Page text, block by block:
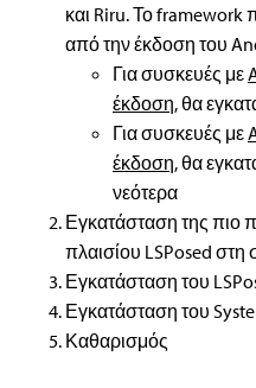
και Riru. Το framework
από την έκδοση του
Για συσκευές με
έκδοση, θα
Για συσκευές με
έκδοση, θα
νεότερα
Εγκατάσταση της πιο
πλαισίου LSPosed
Εγκατάσταση του
Εγκατάσταση του
Καθαρισμός